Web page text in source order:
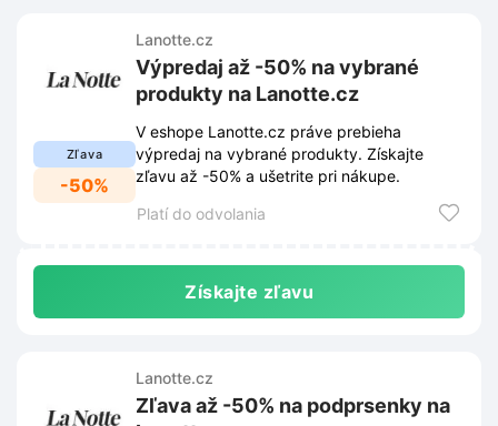
Zľava
-50%
Lanotte.cz
Výpredaj až -50% na vybrané
produkty na Lanotte.cz
V eshope Lanotte.cz práve prebieha
výpredaj na vybrané produkty. Získajte
zľavu až -50% a ušetrite pri nákupe.
Platí do odvolania
Získajte zľavu
Lanotte.cz
Zľava až -50% na podprsenky na